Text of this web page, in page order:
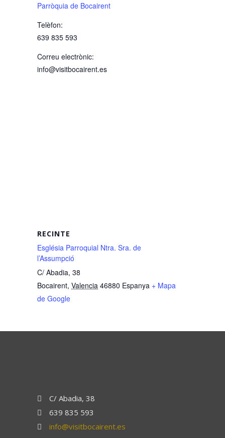
Parròquia de Bocairent
Telèfon:
639 835 593
Correu electrònic:
info@visitbocairent.es
RECINTE
Església Parroquial Ntra. Sra. de
l’Assumpció
C/ Abadia, 38
Bocairent, Valencia 46880 Espanya + Mapa
de Google
C/ Abadia, 38
639 835 593
info@visitbocairent.es